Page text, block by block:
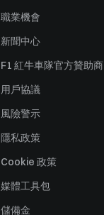
職業機會
新聞中心
F1 紅牛車隊官方贊助商
用戶協議
風險警示
隱私政策
Cookie 政策
媒體工具包
儲備金